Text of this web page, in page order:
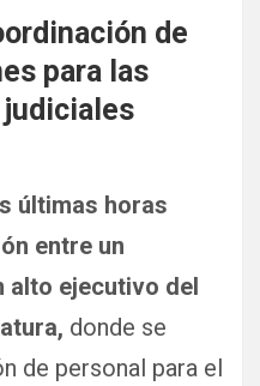
de
para las
últimas horas
entre un
alto ejecutivo del
donde se
de personal para el